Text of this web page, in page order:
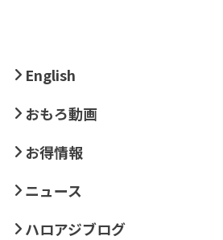
English
おもろ動画
お得情報
ニュース
ハロアジブログ